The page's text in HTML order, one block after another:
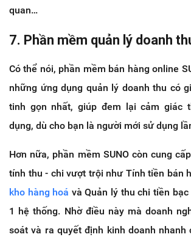
quan…
7. Phần mềm quản lý doanh
Có thể nói, phần mềm bán hàng online
những ứng dụng quản lý doanh thu có
tinh gọn nhất, giúp đem lại cảm giác
dụng, dù cho bạn là người mới sử dụng
Hơn nữa, phần mềm SUNO còn cung
tính thu - chi vượt trội như Tính tiền bán
kho hàng hoá và Quản lý thu chi tiền
1 hệ thống. Nhờ điều này mà doanh
soát và ra quyết định kinh doanh nhanh